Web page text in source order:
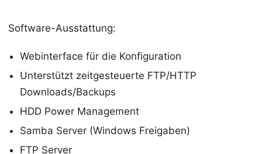
Software-Ausstattung:
Webinterface für die Konfiguration
Unterstützt zeitgesteuerte FTP/HTTP
Downloads/Backups
HDD Power Management
Samba Server (Windows Freigaben)
FTP Server